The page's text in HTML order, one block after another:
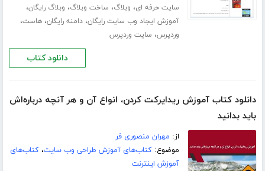
سایت حرفه ای، وبلاگ، ساخت وبلاگ، وبلاگ رایگان،
آموزش ایجاد وب سایت رایگان،دامنه رایگان،هاست،
وردپرس، سایت وردپرس
دانلود کتاب
دانلود کتاب آموزش ریدایرکت کردن، انواع آن و هر آنچه درباره‌اش
باید بدانید
از: مهران منصوری فر
موضوع:کتاب‌های آموزش طراحی وب سایت،کتاب‌های
آموزش اینترنت